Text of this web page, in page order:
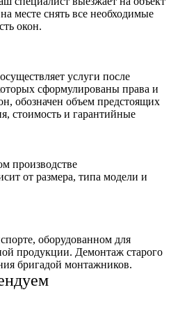
месте снять все необходимые
окон.
услуги после
сформулированы права и
обозначен объем предстоящих
стоимость и гарантийные
производстве
от размера, типа модели и
оборудованном для
продукции. Демонтаж старого
бригадой монтажников.